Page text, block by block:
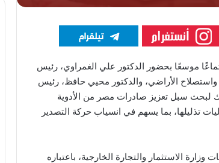
موسعًا بحضور الدكتور علي الغمراوي، رئيس
واستصلاح الأراضي، والدكتور محيي حافظ، رئيس
لبحث سبل تعزيز صادرات مصر من الأدوية
تذليلها، بما يسهم في انسياب حركة التصدير
الاستثمار والتجارة الخارجية، باعتباره